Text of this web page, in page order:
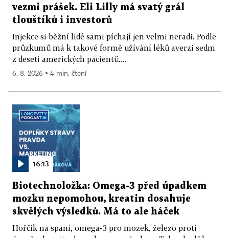
vezmi prášek. Eli Lilly má svatý grál
tlouštíků i investorů
Injekce si běžní lidé sami píchají jen velmi neradi. Podle
průzkumů má k takové formě užívání léků averzi sedm
z deseti amerických pacientů....
6. 8. 2026 ▪ 4 min. čtení
16:13
Biotechnoložka: Omega-3 před úpadkem
mozku nepomohou, kreatin dosahuje
skvělých výsledků. Má to ale háček
Hořčík na spaní, omega-3 pro mozek, železo proti